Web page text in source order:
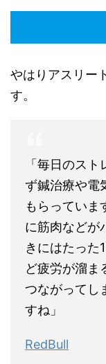
やはりアスリー
す。
「毎日のス
ず鍼治療や電
もらっていま
に筋肉などが
きにはたった
ど疲労が溜ま
つながってし
すね」
RedBull